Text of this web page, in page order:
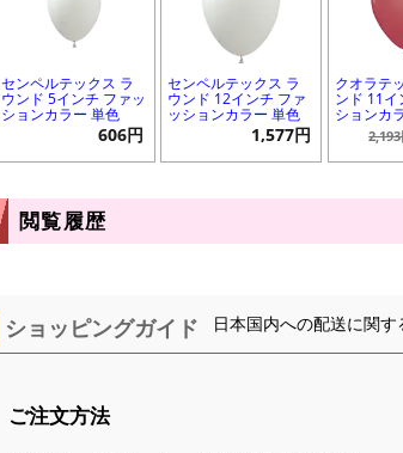
センペルテックス ラ
ウンド 5インチ ファッ
ションカラー 単色
606円
センペルテックス ラ
ウンド 12インチ ファ
ッションカラー 単色
1,577円
クオラテ
ンド 11イ
ションカ
閲覧履歴
ショッピングガイド 日本国内への配送に関
ご注文方法